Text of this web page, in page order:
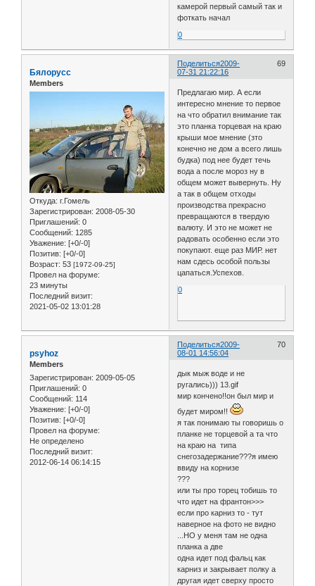
камерой первый самый так и
фоткать начал
0
Поделиться 69
2009-
07-31 21:22:16
Бялорусс
Members
Откуда: г.Гомель
Зарегистрирован: 2008-05-30
Приглашений: 0
Сообщений: 1285
Уважение: [+0/-0]
Позитив: [+0/-0]
Возраст: 53 [1972-09-25]
Провел на форуме:
23 минуты
Последний визит:
2021-05-02 13:01:28
Предлагаю мир. А если
интересно мнение то первое
на что обратил внимание так
это планка торцевая на краю
крыши мое мнение (зто
конечно не дом а всего лишь
будка) под нее будет течь
вода а после мороз ну в
общем может вывернуть. Ну
а так в общем отходы
производства прекрасно
превращаются в твердую
валюту. И это не может не
радовать особенно если это
покупают. еще раз МИР. нет
нам сдесь особой пользы
цапаться.Успехов.
0
Поделиться 70
2009-
08-01 14:56:04
psyhoz
Members
Зарегистрирован: 2009-05-05
Приглашений: 0
Сообщений: 114
Уважение: [+0/-0]
Позитив: [+0/-0]
Провел на форуме:
Не определено
Последний визит:
2012-06-14 06:14:15
дык мыж воде и не
ругались))) 13.gif
мир кончено!!он был мир и
будет миром!!
я так понимаю ты говоришь о
планке не торцевой а та что
на краю на типа
снегозадержание???я имею
ввиду на корнизе
???
или ты про торец тобишь то
что идет на франтон>>>
если про карниз то - тут
наверное на фото не видно
...НО у меня там не одна
планка а две
одна идет под фальц как
карниз и закрывает полку а
другая идет сверху просто